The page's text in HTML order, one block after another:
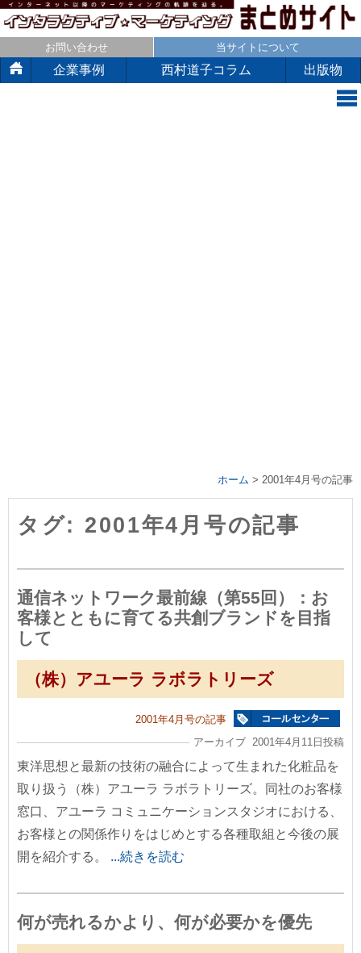
お問い合わせ 当サイトについて
企業事例 西村道子コラム 出版物
ホーム > 2001年4月号の記事
タグ: 2001年4月号の記事
通信ネットワーク最前線（第55回）：お
客様とともに育てる共創ブランドを目指
して
（株）アユーラ ラボラトリーズ
2001年4月号の記事
アーカイブ 2001年4月11日投稿
東洋思想と最新の技術の融合によって生まれた化粧品を
取り扱う（株）アユーラ ラボラトリーズ。同社のお客様
窓口、アユーラ コミュニケーションスタジオにおける、
お客様との関係作りをはじめとする各種取組と今後の展
開を紹介する。 ...続きを読む
何が売れるかより、何が必要かを優先